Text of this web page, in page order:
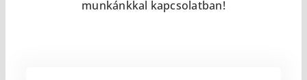
munkánkkal kapcsolatban!